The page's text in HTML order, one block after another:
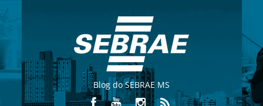
Blog do SEBRAE MS